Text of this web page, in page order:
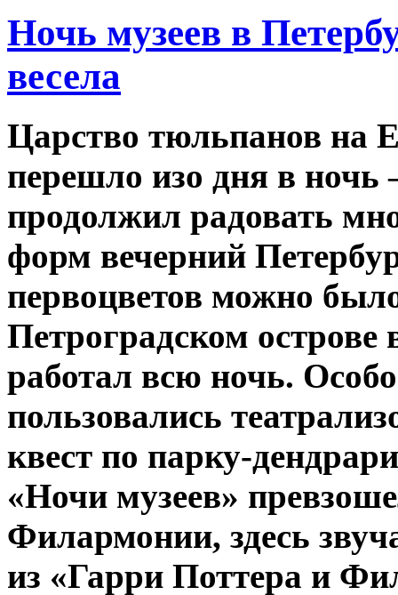
Ночь музеев в
весела
Царство тюльпанов на
перешло изо дня в
продолжил радовать
форм вечерний
первоцветов можно
Петроградском острове
работал всю ночь.
пользовались
квест по парку-
«Ночи музеев»
Филармонии, здесь
из «Гарри Поттера и